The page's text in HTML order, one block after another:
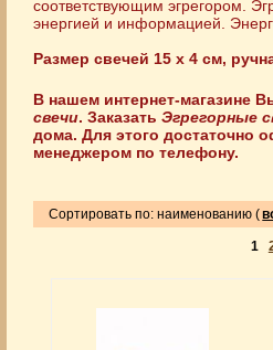
соответствующим эгрегором.
энергией и информацией.
Размер свечей 15 х 4 см,
В нашем интернет-магазине
свечи. Заказать Эгрегорные
дома. Для этого достаточно
менеджером по телефону.
Сортировать по: наименованию (
1